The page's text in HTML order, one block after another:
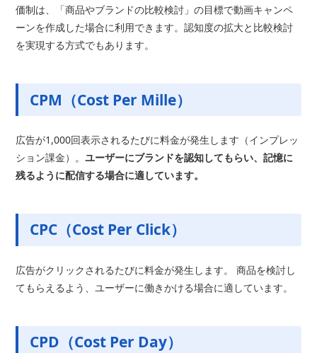
価制は、「商品やブランドの比較検討」の目標で動画キャンペ
ーンを作成した場合に利用できます。認知度の拡大と比較検討
を実現する方式でもあります。
CPM（Cost Per Mille）
広告が1,000回表示されるたびに料金が発生します（インプレッ
ション課金）。ユーザーにブランドを認知してもらい、記憶に
残るように配信する場合に適しています。
CPC（Cost Per Click）
広告がクリックされるたびに料金が発生します。 商品を検討し
てもらえるよう、ユーザーに働きかける場合に適しています。
CPD（Cost Per Day）